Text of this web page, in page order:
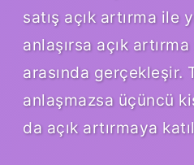
satış açık artırma ile
anlaşırsa açık
arasında gerçekleşir.
anlaşmazsa üçüncü
da açık artırmaya